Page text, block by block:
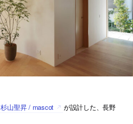
杉山聖昇 / mascot
が設計した、長野